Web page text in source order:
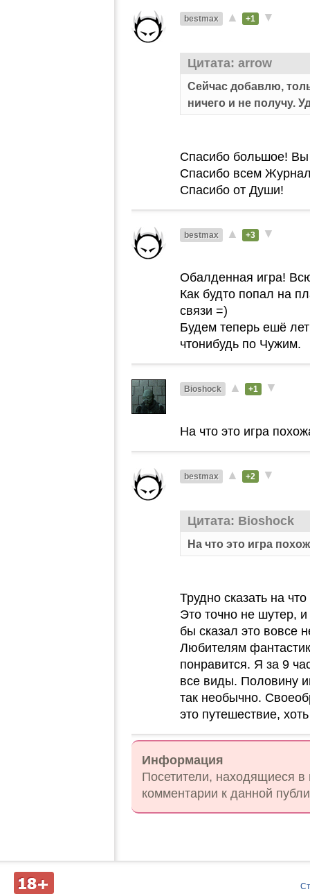
bestmax ▲ +1 ▼
Цитата: arrow
Сейчас добавлю,
ничего и не получу.
Спасибо большое!
Спасибо всем
Спасибо от Души!
bestmax ▲ +3 ▼
Обалденная игра!
Как будто попал на
связи =)
Будем теперь ешё
чтонибудь по Чужим.
Bioshock ▲ +1 ▼
На что это игра
bestmax ▲ +2 ▼
Цитата: Bioshock
На что это игра
Трудно сказать на
Это точно не шутер,
бы сказал это вовсе
Любителям
понравится. Я за 9
все виды. Половину
так необычно.
это путешествие,
Информация
Посетители, находящиеся в
комментарии к данной